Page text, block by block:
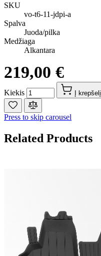
SKU
vo-t6-11-jdpi-a
Spalva
Juoda/pilka
Medžiaga
Alkantara
219,00 €
Kiekis Į krepšelį
Press to skip carousel
Related Products